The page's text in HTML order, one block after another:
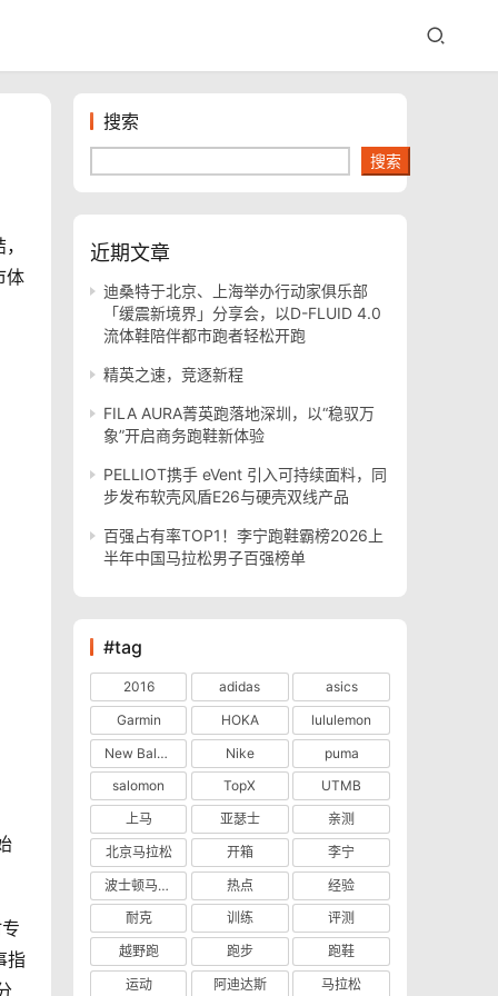
体
指
搜索
搜索
近期文章
迪桑特于北京、上海举办行动家俱乐部
「缓震新境界」分享会，以D-FLUID 4.0
流体鞋陪伴都市跑者轻松开跑
精英之速，竞逐新程
FILA AURA菁英跑落地深圳，以“稳驭万
象”开启商务跑鞋新体验
PELLIOT携手 eVent 引入可持续面料，同
步发布软壳风盾E26与硬壳双线产品
百强占有率TOP1！李宁跑鞋霸榜2026上
半年中国马拉松男子百强榜单
#tag
2016 adidas
asics
Garmin
HOKA
lululemon
New Balance
Nike
puma
salomon
TopX
UTMB
上马
亚瑟士
亲测
北京马拉松
开箱
李宁
波士顿马拉松
热点
经验
耐克
训练
评测
越野跑
跑步
跑鞋
运动
阿迪达斯 马拉松